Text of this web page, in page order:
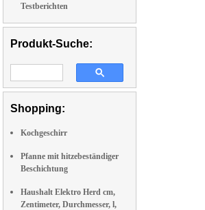
Testberichten
Produkt-Suche:
Shopping:
Kochgeschirr
Pfanne mit hitzebeständiger
Beschichtung
Haushalt Elektro Herd cm,
Zentimeter, Durchmesser, l,